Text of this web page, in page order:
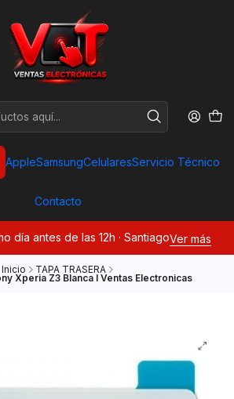
AppleSamsungCelularesServicio Técnico
Contacto
día antes de las 12h · SantiagoVer más
Inicio TAPA TRASERA
Xperia Z3 Blanca I Ventas Electronicas